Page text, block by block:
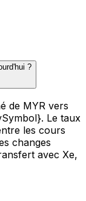
?
de MYR vers
Le taux
les cours
changes
avec Xe,